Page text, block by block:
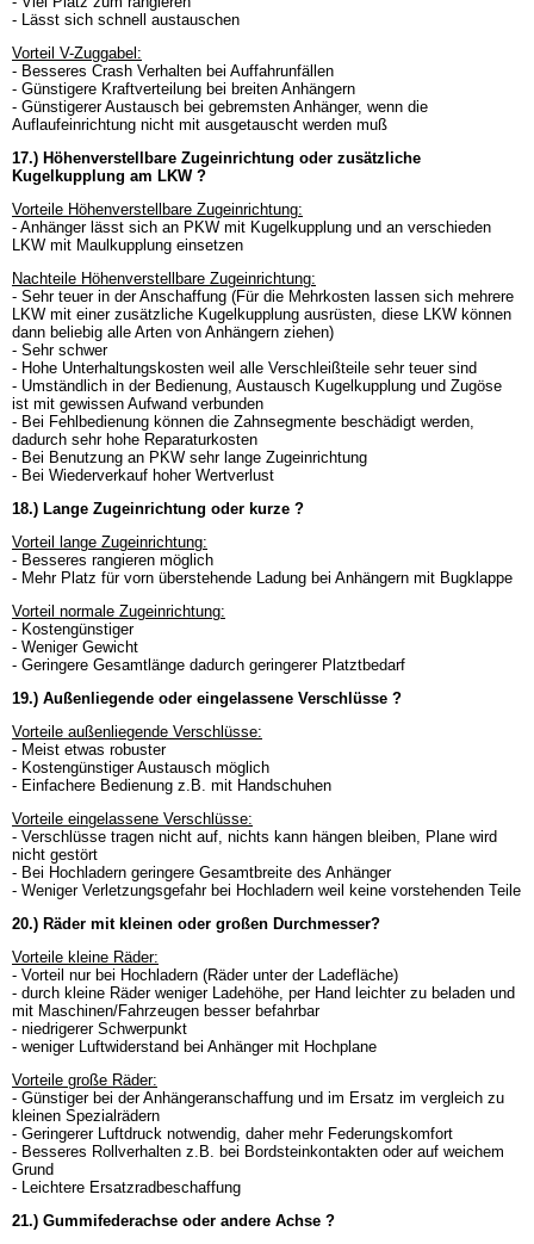
- Lässt sich schnell austauschen
Vorteil V-Zuggabel:
- Besseres Crash Verhalten bei Auffahrunfällen
- Günstigere Kraftverteilung bei breiten Anhängern
- Günstigerer Austausch bei gebremsten Anhänger, wenn die
Auflaufeinrichtung nicht mit ausgetauscht werden muß
17.) Höhenverstellbare Zugeinrichtung oder zusätzliche
Kugelkupplung am LKW ?
Vorteile Höhenverstellbare Zugeinrichtung:
- Anhänger lässt sich an PKW mit Kugelkupplung und an verschieden
LKW mit Maulkupplung einsetzen
Nachteile Höhenverstellbare Zugeinrichtung:
- Sehr teuer in der Anschaffung (Für die Mehrkosten lassen sich mehrere
LKW mit einer zusätzliche Kugelkupplung ausrüsten, diese LKW können
dann beliebig alle Arten von Anhängern ziehen)
- Sehr schwer
- Hohe Unterhaltungskosten weil alle Verschleißteile sehr teuer sind
- Umständlich in der Bedienung, Austausch Kugelkupplung und Zugöse
ist mit gewissen Aufwand verbunden
- Bei Fehlbedienung können die Zahnsegmente beschädigt werden,
dadurch sehr hohe Reparaturkosten
- Bei Benutzung an PKW sehr lange Zugeinrichtung
- Bei Wiederverkauf hoher Wertverlust
18.) Lange Zugeinrichtung oder kurze ?
Vorteil lange Zugeinrichtung:
- Besseres rangieren möglich
- Mehr Platz für vorn überstehende Ladung bei Anhängern mit Bugklappe
Vorteil normale Zugeinrichtung:
- Kostengünstiger
- Weniger Gewicht
- Geringere Gesamtlänge dadurch geringerer Platztbedarf
19.) Außenliegende oder eingelassene Verschlüsse ?
Vorteile außenliegende Verschlüsse:
- Meist etwas robuster
- Kostengünstiger Austausch möglich
- Einfachere Bedienung z.B. mit Handschuhen
Vorteile eingelassene Verschlüsse:
- Verschlüsse tragen nicht auf, nichts kann hängen bleiben, Plane wird
nicht gestört
- Bei Hochladern geringere Gesamtbreite des Anhänger
- Weniger Verletzungsgefahr bei Hochladern weil keine vorstehenden Teile
20.) Räder mit kleinen oder großen Durchmesser?
Vorteile kleine Räder:
- Vorteil nur bei Hochladern (Räder unter der Ladefläche)
- durch kleine Räder weniger Ladehöhe, per Hand leichter zu beladen und
mit Maschinen/Fahrzeugen besser befahrbar
- niedrigerer Schwerpunkt
- weniger Luftwiderstand bei Anhänger mit Hochplane
Vorteile große Räder:
- Günstiger bei der Anhängeranschaffung und im Ersatz im vergleich zu
kleinen Spezialrädern
- Geringerer Luftdruck notwendig, daher mehr Federungskomfort
- Besseres Rollverhalten z.B. bei Bordsteinkontakten oder auf weichem
Grund
- Leichtere Ersatzradbeschaffung
21.) Gummifederachse oder andere Achse ?